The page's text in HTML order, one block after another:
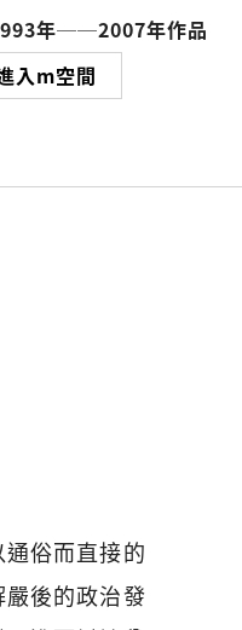
年──2007年作品
入m空間
俗而直接的
後的政治發